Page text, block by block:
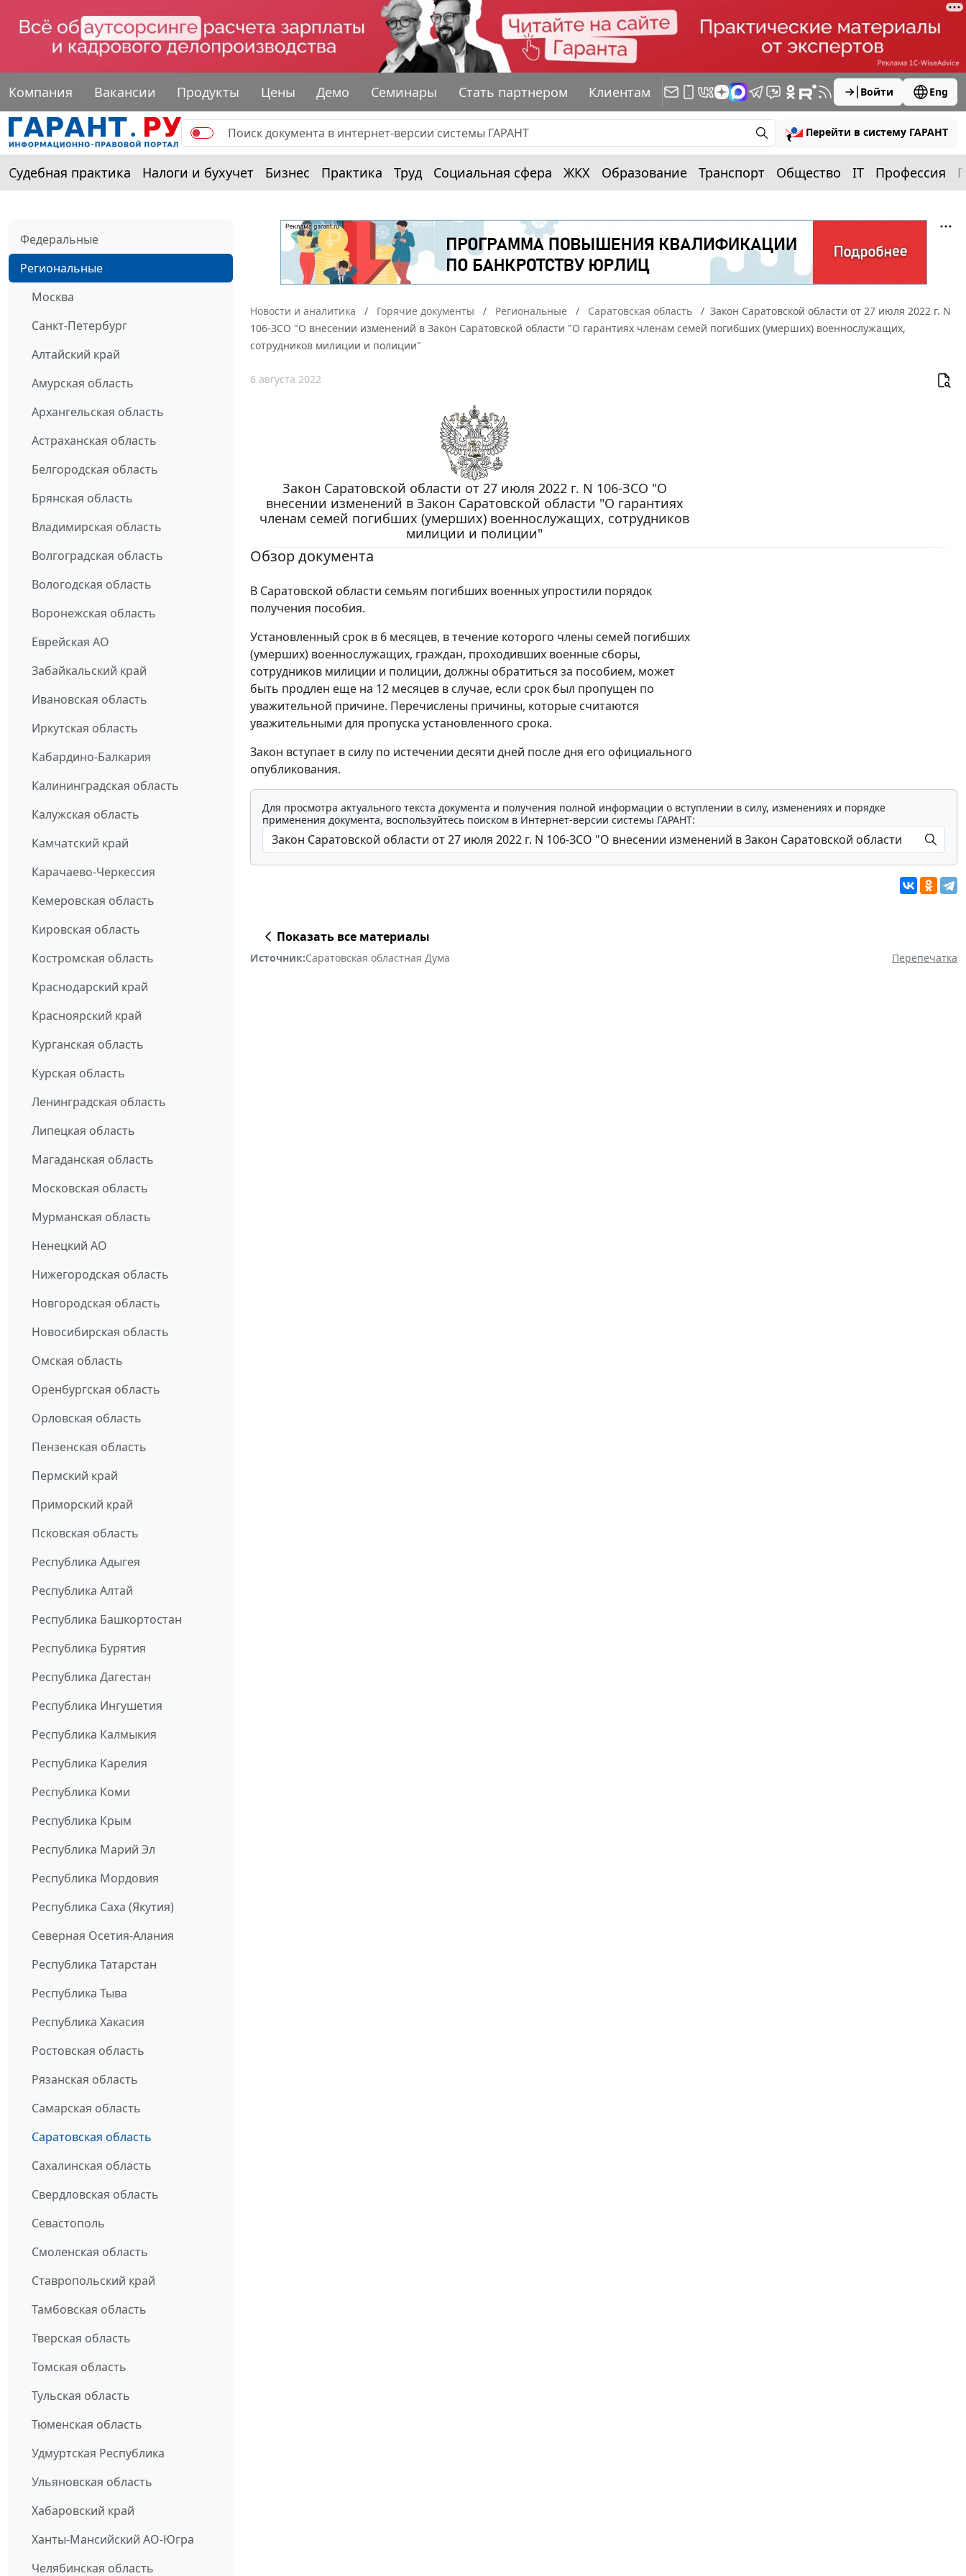
Компания Вакансии Продукты Цены Демо Семинары Стать партнером Клиентам Войти Eng
Перейти в систему ГАРАНТ
Судебная практика Налоги и бухучет Бизнес Практика Труд Социальная сфера ЖКХ Образование Транспорт Общество IT Профессия
Федеральные
Региональные
Москва
Санкт-Петербург
Алтайский край
Амурская область
Архангельская область
Астраханская область
Белгородская область
Брянская область
Владимирская область
Волгоградская область
Вологодская область
Воронежская область
Еврейская АО
Забайкальский край
Ивановская область
Иркутская область
Кабардино-Балкария
Калининградская область
Калужская область
Камчатский край
Карачаево-Черкессия
Кемеровская область
Кировская область
Костромская область
Краснодарский край
Красноярский край
Курганская область
Курская область
Ленинградская область
Липецкая область
Магаданская область
Московская область
Мурманская область
Ненецкий АО
Нижегородская область
Новгородская область
Новосибирская область
Омская область
Оренбургская область
Орловская область
Пензенская область
Пермский край
Приморский край
Псковская область
Республика Адыгея
Республика Алтай
Республика Башкортостан
Республика Бурятия
Республика Дагестан
Республика Ингушетия
Республика Калмыкия
Республика Карелия
Республика Коми
Республика Крым
Республика Марий Эл
Республика Мордовия
Республика Саха (Якутия)
Северная Осетия-Алания
Республика Татарстан
Республика Тыва
Республика Хакасия
Ростовская область
Рязанская область
Самарская область
Саратовская область
Сахалинская область
Свердловская область
Севастополь
Смоленская область
Ставропольский край
Тамбовская область
Тверская область
Томская область
Тульская область
Тюменская область
Удмуртская Республика
Ульяновская область
Хабаровский край
Ханты-Мансийский АО-Югра
Челябинская область
Новости и аналитика Горячие документы Региональные Саратовская область
Закон Саратовской области от 27 июля 2022 г. N
106-ЗСО "О внесении изменений в Закон Саратовской области "О гарантиях членам семей погибших (умерших) военнослужащих,
сотрудников милиции и полиции"
6 августа 2022
Закон Саратовской области от 27 июля 2022 г. N 106-ЗСО "О
внесении изменений в Закон Саратовской области "О гарантиях
членам семей погибших (умерших) военнослужащих, сотрудников
милиции и полиции"
Обзор документа
В Саратовской области семьям погибших военных упростили порядок
получения пособия.
Установленный срок в 6 месяцев, в течение которого члены семей погибших
(умерших) военнослужащих, граждан, проходивших военные сборы,
сотрудников милиции и полиции, должны обратиться за пособием, может
быть продлен еще на 12 месяцев в случае, если срок был пропущен по
уважительной причине. Перечислены причины, которые считаются
уважительными для пропуска установленного срока.
Закон вступает в силу по истечении десяти дней после дня его официального
опубликования.
Для просмотра актуального текста документа и получения полной информации о вступлении в силу, изменениях и порядке
применения документа, воспользуйтесь поиском в Интернет-версии системы ГАРАНТ:
Показать все материалы
Источник:Саратовская областная Дума Перепечатка